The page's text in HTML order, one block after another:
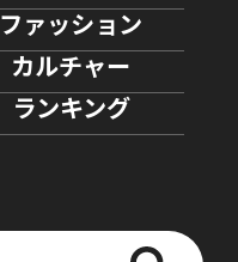
ファッション
カルチャー
ランキング